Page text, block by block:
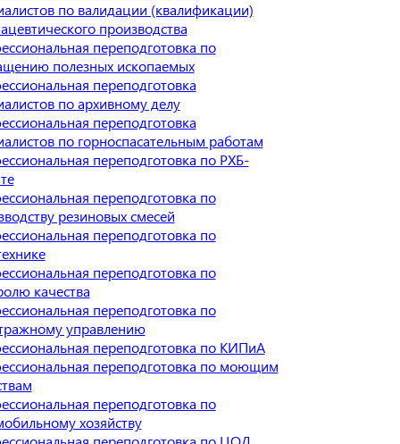
по валидации (квалификации)
производства
переподготовка по
полезных ископаемых
переподготовка
по архивному делу
переподготовка
по горноспасательным работам
переподготовка по РХБ-
переподготовка по
резиновых смесей
переподготовка по
переподготовка по
качества
переподготовка по
управлению
переподготовка по КИПиА
переподготовка по моющим
переподготовка по
хозяйству